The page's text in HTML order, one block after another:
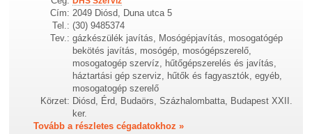
Cím: 2049 Diósd, Duna utca 5
Tel.: (30) 9485374
Tev.: gázkészülék javítás, Mosógépjavítás, mosogatógép
bekötés javítás, mosógép, mosógépszerelő,
mosogatogép szervíz, hűtőgépszerelés és javítás,
háztartási gép szerviz, hűtők és fagyasztók, egyéb,
mosogatogép szerelő
Körzet: Diósd, Érd, Budaörs, Százhalombatta, Budapest XXII.
ker.
Tovább a részletes cégadatokhoz »